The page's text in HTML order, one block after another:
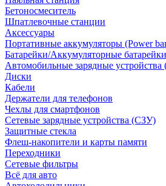
Бетоносмеситель
Шпатлевочные станции
Аксессуары
Портативные аккумуляторы (Power
Батарейки/Аккумуляторные батарейки
Автомобильные зарядные
Диски
Кабели
Держатели для телефонов
Чехлы для смартфонов
Сетевые зарядные устройства (СЗУ)
Защитные стекла
Флеш-накопители и карты памяти
Переходники
Сетевые фильтры
Всё для авто